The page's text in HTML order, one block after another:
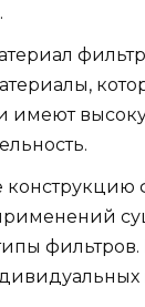
имеют